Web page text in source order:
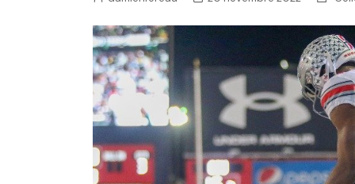
NFL – Power Rankings
Pronostics et paris NFL
Super Bowl LIX
Histoire et Légendes